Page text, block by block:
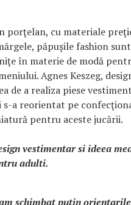
porţelan, cu materiale
păpuşile fashion
în materie de modă
Agnes Keszeg,
de a realiza piese
a reorientat pe
pentru aceste jucării.
vestimentar si ideea
adulti.
schimbat putin